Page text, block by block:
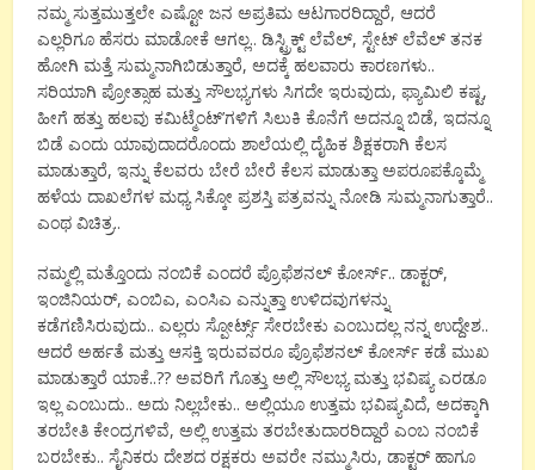
ನಮ್ಮ ಸುತ್ತಮುತ್ತಲೇ ಎಷ್ಟೋ ಜನ ಅಪ್ರತಿಮ ಆಟಗಾರರಿದ್ದಾರೆ, ಆದರೆ
ಎಲ್ಲರಿಗೂ ಹೆಸರು ಮಾಡೋಕೆ ಆಗಲ್ಲ.. ಡಿಸ್ಟ್ರಿಕ್ಟ್ ಲೆವೆಲ್, ಸ್ಟೇಟ್ ಲೆವೆಲ್ ತನಕ
ಹೋಗಿ ಮತ್ತೆ ಸುಮ್ಮನಾಗಿಬಿಡುತ್ತಾರೆ, ಅದಕ್ಕೆ ಹಲವಾರು ಕಾರಣಗಳು..
ಸರಿಯಾಗಿ ಪ್ರೋತ್ಸಾಹ ಮತ್ತು ಸೌಲಭ್ಯಗಳು ಸಿಗದೇ ಇರುವುದು, ಫ್ಯಾಮಿಲಿ ಕಷ್ಟ,
ಹೀಗೆ ಹತ್ತು ಹಲವು ಕಮಿಟ್ಮೆಂಟ್’ಗಳಿಗೆ ಸಿಲುಕಿ ಕೊನೆಗೆ ಅದನ್ನೂ ಬಿಡೆ, ಇದನ್ನೂ
ಬಿಡೆ ಎಂದು ಯಾವುದಾದರೊಂದು ಶಾಲೆಯಲ್ಲಿ ದೈಹಿಕ ಶಿಕ್ಷಕರಾಗಿ ಕೆಲಸ
ಮಾಡುತ್ತಾರೆ, ಇನ್ನು ಕೆಲವರು ಬೇರೆ ಬೇರೆ ಕೆಲಸ ಮಾಡುತ್ತಾ ಅಪರೂಪಕ್ಕೊಮ್ಮೆ
ಹಳೆಯ ದಾಖಲೆಗಳ ಮಧ್ಯ ಸಿಕ್ಕೋ ಪ್ರಶಸ್ತಿ ಪತ್ರವನ್ನು ನೋಡಿ ಸುಮ್ಮನಾಗುತ್ತಾರೆ..
ಎಂಥ ವಿಚಿತ್ರ..
ನಮ್ಮಲ್ಲಿ ಮತ್ತೊಂದು ನಂಬಿಕೆ ಎಂದರೆ ಪ್ರೊಫೆಶನಲ್ ಕೋರ್ಸ್.. ಡಾಕ್ಟರ್,
ಇಂಜಿನಿಯರ್, ಎಂಬಿಎ, ಎಂಸಿಎ ಎನ್ನುತ್ತಾ ಉಳಿದವುಗಳನ್ನು
ಕಡೆಗಣಿಸಿರುವುದು.. ಎಲ್ಲರು ಸ್ಪೋರ್ಟ್ಸ್ ಸೇರಬೇಕು ಎಂಬುದಲ್ಲ ನನ್ನ ಉದ್ದೇಶ..
ಆದರೆ ಅರ್ಹತೆ ಮತ್ತು ಆಸಕ್ತಿ ಇರುವವರೂ ಪ್ರೊಫೆಶನಲ್ ಕೋರ್ಸ್ ಕಡೆ ಮುಖ
ಮಾಡುತ್ತಾರೆ ಯಾಕೆ..?? ಅವರಿಗೆ ಗೊತ್ತು ಅಲ್ಲಿ ಸೌಲಭ್ಯ ಮತ್ತು ಭವಿಷ್ಯ ಎರಡೂ
ಇಲ್ಲ ಎಂಬುದು.. ಅದು ನಿಲ್ಲಬೇಕು.. ಅಲ್ಲಿಯೂ ಉತ್ತಮ ಭವಿಷ್ಯವಿದೆ, ಅದಕ್ಕಾಗಿ
ತರಬೇತಿ ಕೇಂದ್ರಗಳಿವೆ, ಅಲ್ಲಿ ಉತ್ತಮ ತರಬೇತುದಾರರಿದ್ದಾರೆ ಎಂಬ ನಂಬಿಕೆ
ಬರಬೇಕು.. ಸೈನಿಕರು ದೇಶದ ರಕ್ಷಕರು ಅವರೇ ನಮ್ಮುಸಿರು, ಡಾಕ್ಟರ್ ಹಾಗೂ